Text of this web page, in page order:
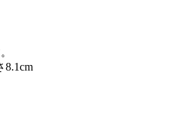
8.1cm